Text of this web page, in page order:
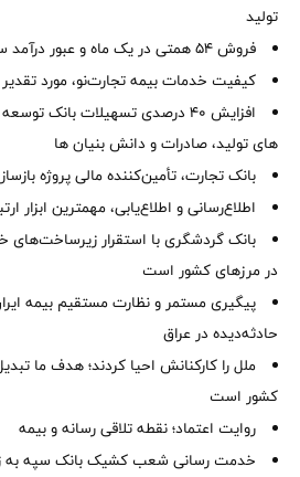
تولید
فروش 54 همتی در یک ماه و عبور درآمد سه‌ماهه از 81 همت
کیفیت خدمات بیمه تجارت‌نو، مورد
افزایش 40 درصدی تسهیلات بانک
های تولید، صادرات و دانش بنیان ها
بانک تجارت، تأمین‌کننده مالی پروژه بازسازی فازهای ۴
اطلاع‌رسانی و اطلاع‌یابی، مهمترین ابزار
بانک گردشگری با استقرار زیرساخت‌های
در مرزهای کشور است
پیگیری مستمر و نظارت مستقیم بیمه ایران
حادثه‌دیده در عراق
ملل را کارکنانش احیا کردند؛ هدف ما
کشور است
روایت اعتماد؛ نقطه تلاقی رسانه و بیمه
خدمت رسانی شعب کشیک بانک سپه به